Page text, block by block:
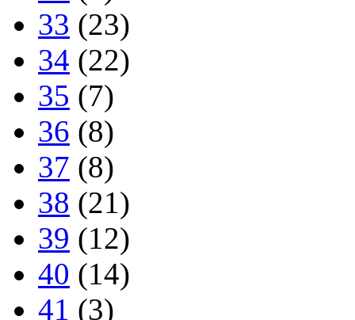
33 (23)
34 (22)
35 (7)
36 (8)
37 (8)
38 (21)
39 (12)
40 (14)
41 (3)